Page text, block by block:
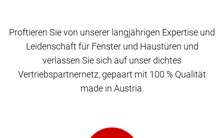
Proftieren Sie von unserer langjährigen Expertise und
Leidenschaft für Fenster und Haustüren und
verlassen Sie sich auf unser dichtes
Vertriebspartnernetz, gepaart mit 100 % Qualität
made in Austria.